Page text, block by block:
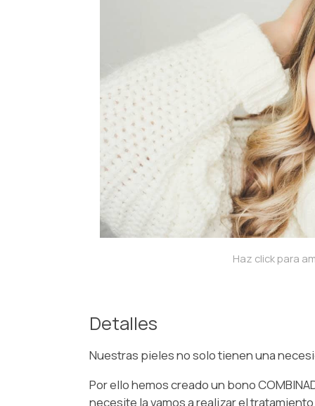
Haz click para
Detalles
Nuestras pieles no solo tienen una
Por ello hemos creado un bono
necesite la vamos a realizar el